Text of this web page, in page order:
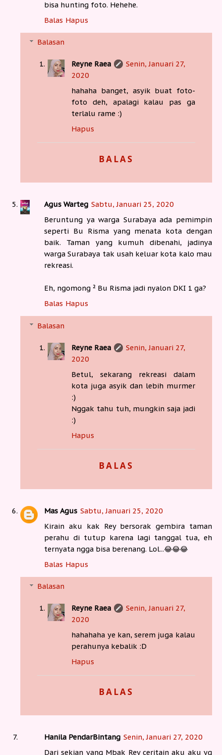
bisa hunting foto. Hehehe.
Balas Hapus
Balasan
Reyne Raea
Senin, Januari 27,
2020
hahaha banget, asyik buat foto-
foto deh, apalagi kalau pas ga
terlalu rame :)
Hapus
BALAS
Agus Warteg Sabtu, Januari 25, 2020
Beruntung ya warga Surabaya ada pemimpin
seperti Bu Risma yang menata kota dengan
baik. Taman yang kumuh dibenahi, jadinya
warga Surabaya tak usah keluar kota kalo mau
rekreasi.
Eh, ngomong ² Bu Risma jadi nyalon DKI 1 ga?
Balas Hapus
Balasan
Reyne Raea
Senin, Januari 27,
2020
Betul, sekarang rekreasi dalam
kota juga asyik dan lebih murmer
:)
Nggak tahu tuh, mungkin saja jadi
:)
Hapus
BALAS
Mas Agus Sabtu, Januari 25, 2020
Kirain aku kak Rey bersorak gembira taman
perahu di tutup karena lagi tanggal tua, eh
ternyata ngga bisa berenang. Lol...😂😂😂
Balas Hapus
Balasan
Reyne Raea
Senin, Januari 27,
2020
hahahaha ye kan, serem juga kalau
perahunya kebalik :D
Hapus
BALAS
Hanila PendarBintang Senin, Januari 27, 2020
Dari sekian yang Mbak Rey ceritain aku aku yg